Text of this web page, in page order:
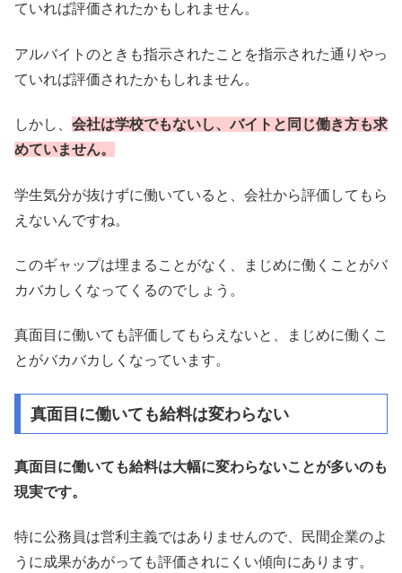
ていれば評価されたかもしれません。
アルバイトのときも指示されたことを指示された通りやっ
ていれば評価されたかもしれません。
しかし、 会社は学校でもないし、バイトと同じ働き方も求
めていません。
学生気分が抜けずに働いていると、会社から評価してもら
えないんですね。
このギャップは埋まることがなく、まじめに働くことがバ
カバカしくなってくるのでしょう。
真面目に働いても評価してもらえないと、まじめに働くこ
とがバカバカしくなっています。
真面目に働いても給料は変わらない
真面目に働いても給料は大幅に変わらないことが多いのも
現実です。
特に公務員は営利主義ではありませんので、民間企業のよ
うに成果があがっても評価されにくい傾向にあります。